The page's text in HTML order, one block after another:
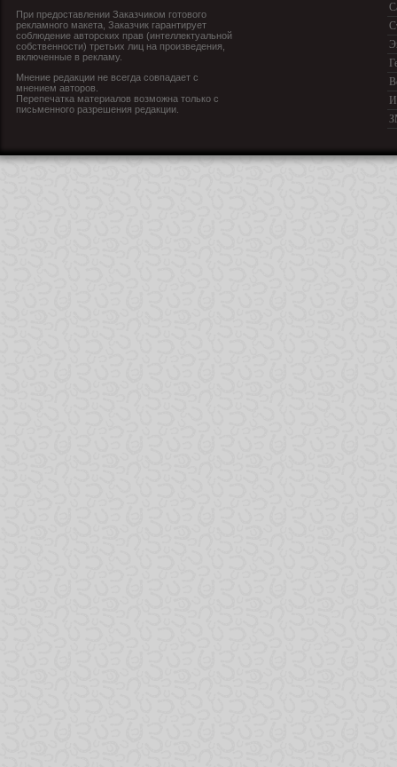
При предоставлении Заказчиком готового
рекламного макета, Заказчик гарантирует
соблюдение авторских прав (интеллектуальной
собственности) третьих лиц на произведения,
включенные в рекламу.
Мнение редакции не всегда совпадает с
мнением авторов.
Перепечатка материалов возможна только с
письменного разрешения редакции.